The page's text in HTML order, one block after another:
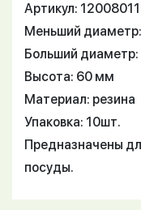
Артикул: 12008011
Меньший
Больший
Высота: 60 мм
Материал: резина
Упаковка: 10шт.
Предназначены
посуды.